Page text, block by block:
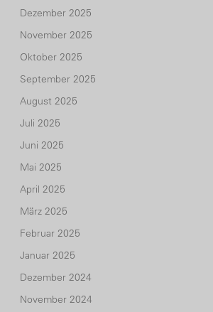
Dezember 2025
November 2025
Oktober 2025
September 2025
August 2025
Juli 2025
Juni 2025
Mai 2025
April 2025
März 2025
Februar 2025
Januar 2025
Dezember 2024
November 2024